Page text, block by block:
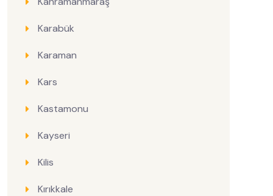
Karabük
Karaman
Kars
Kastamonu
Kayseri
Kilis
Kırıkkale